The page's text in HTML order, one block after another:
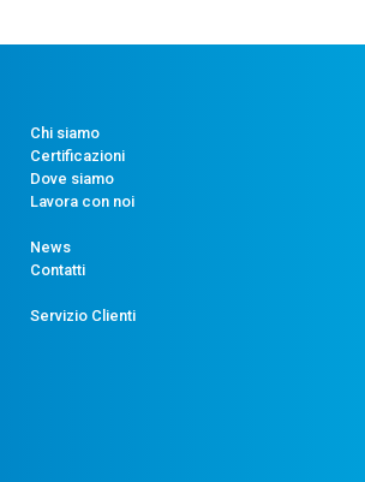
Chi siamo
Certificazioni
Dove siamo
Lavora con noi
News
Contatti
Servizio Clienti